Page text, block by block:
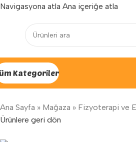
Navigasyona atla Ana içeriğe atla
Yenilenen arayüzümüz ile
Kategoriler
Ana Sayfa » Mağaza » Fizyoterapi ve
Ürünlere geri dön